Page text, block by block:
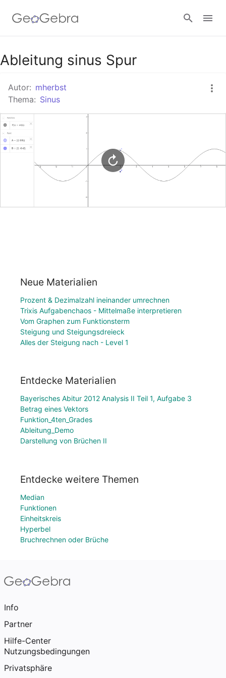
Google Classroom
GeoGebra Classroom
Ableitung sinus Spur
Autor: mherbst
Thema: Sinus
Neue Materialien
Prozent & Dezimalzahl ineinander umrechnen
Trixis Aufgabenchaos - Mittelmaße interpretieren
Vom Graphen zum Funktionsterm
Steigung und Steigungsdreieck
Alles der Steigung nach - Level 1
Entdecke Materialien
Bayerisches Abitur 2012 Analysis II Teil 1, Aufgabe 3
Betrag eines Vektors
Funktion_4ten_Grades
Ableitung_Demo
Darstellung von Brüchen II
Entdecke weitere Themen
Median
Funktionen
Einheitskreis
Hyperbel
Bruchrechnen oder Brüche
Info
Partner
Hilfe-Center
Nutzungsbedingungen
Privatsphäre